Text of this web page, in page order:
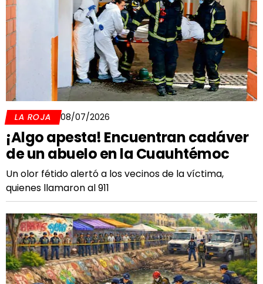
LA ROJA 08/07/2026
¡Algo apesta! Encuentran cadáver
de un abuelo en la Cuauhtémoc
Un olor fétido alertó a los vecinos de la víctima,
quienes llamaron al 911